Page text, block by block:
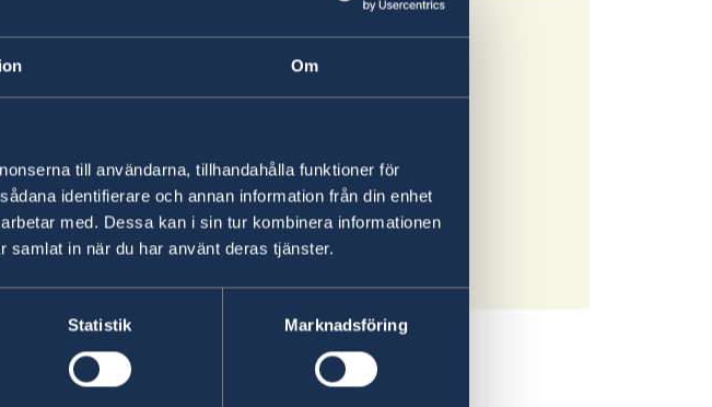
Om
till användarna, tillhandahålla funktioner för
identifierare och annan information från din enhet
med. Dessa kan i sin tur kombinera informationen
samlat in när du har använt deras tjänster.
Statistik Marknadsföring